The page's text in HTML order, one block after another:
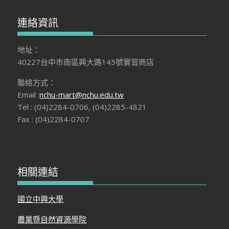
連絡資訊
地址：
40227台中市南區興大路145號實習商店
聯絡方式：
Email :nchu-mart@nchu.edu.tw
Tel : (04)2284-0706, (04)2285-4821
Fax : (04)2284-0707
相關連結
國立中興大學
農業暨自然資源學院